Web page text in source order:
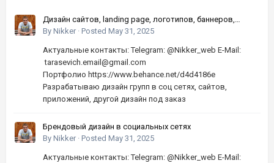
Дизайн сайтов, landing page, логотипов, баннеров,
шапок | Высокое качество, по хорошей цене
By Nikker · Posted May 31, 2025
Актуальные контакты: Telegram: @Nikker_web E-Mail:
tarasevich.email@gmail.com
Портфолио https://www.behance.net/d4d4186e
Разрабатываю дизайн групп в соц сетях, сайтов,
приложений, другой дизайн под заказ
Брендовый дизайн в социальных сетях
By Nikker · Posted May 31, 2025
Актуальные контакты: Telegram: @Nikker_web E-Mail: